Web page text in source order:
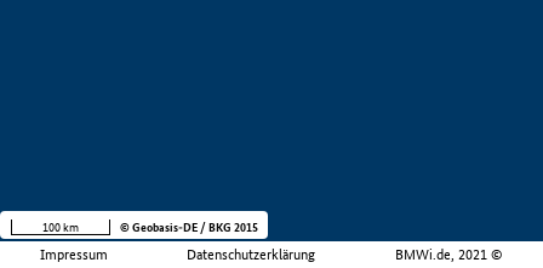
Impressum Datenschutzerklärung BMWi.de, 2021 ©
100 km © Geobasis-DE / BKG 2015